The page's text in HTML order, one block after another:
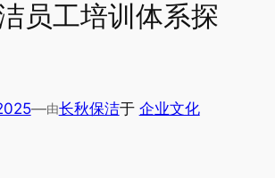
员工培训体系探
—由长秋保洁于 企业文化